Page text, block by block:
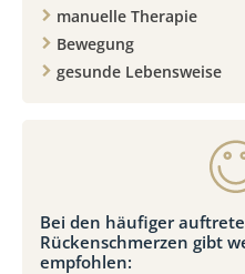
manuelle Therapie
Bewegung
gesunde Lebensweise
Bei den häufiger
Rückenschmerzen gibt
empfohlen: